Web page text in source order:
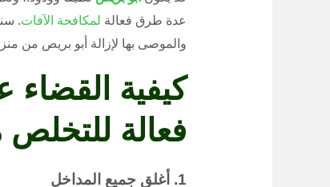
عدة طرق فعالة لمكافحة الآفات.
والموصى بها لإزالة أبو بريص من
كيفية
فعالة للتخلص
1. أغلق جميع المداخل